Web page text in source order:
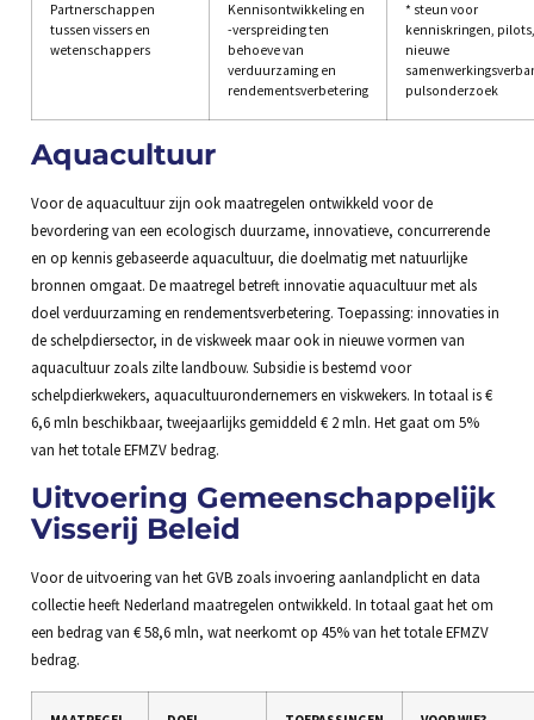
Partnerschappen
tussen vissers en
wetenschappers
Kennisontwikkeling en
-verspreiding ten
behoeve van
verduurzaming en
rendementsverbetering
* steun voor
kenniskringen, pilots,
nieuwe
pulsonderzoek
Aquacultuur
Voor de aquacultuur zijn ook maatregelen ontwikkeld voor de
bevordering van een ecologisch duurzame, innovatieve, concurrerende
en op kennis gebaseerde aquacultuur, die doelmatig met natuurlijke
bronnen omgaat. De maatregel betreft innovatie aquacultuur met als
doel verduurzaming en rendementsverbetering. Toepassing: innovaties in
de schelpdiersector, in de viskweek maar ook in nieuwe vormen van
aquacultuur zoals zilte landbouw. Subsidie is bestemd voor
schelpdierkwekers, aquacultuurondernemers en viskwekers. In totaal is €
6,6 mln beschikbaar, tweejaarlijks gemiddeld € 2 mln. Het gaat om 5%
van het totale EFMZV bedrag.
Uitvoering Gemeenschappelijk
Visserij Beleid
Voor de uitvoering van het GVB zoals invoering aanlandplicht en data
collectie heeft Nederland maatregelen ontwikkeld. In totaal gaat het om
een bedrag van € 58,6 mln, wat neerkomt op 45% van het totale EFMZV
bedrag.